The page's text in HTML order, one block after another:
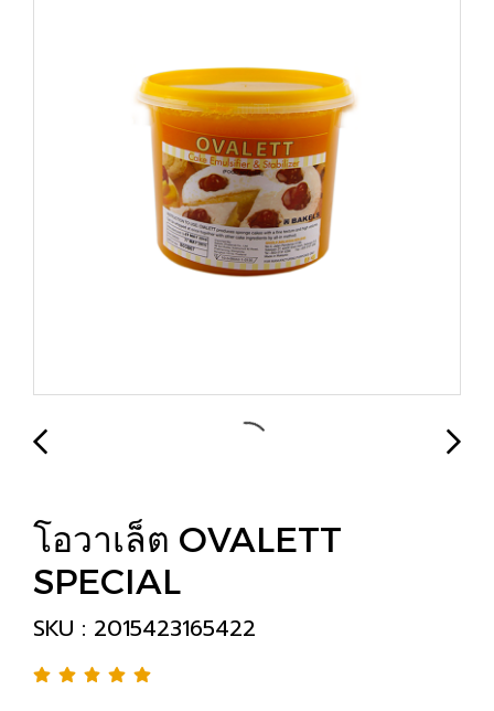
โอวาเล็ต OVALETT
SPECIAL
SKU : 2015423165422